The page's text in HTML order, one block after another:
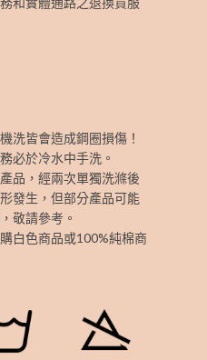
洗皆會造成鋼圈損傷！
必於冷水中手洗。
品，經兩次單獨洗滌後
發生，但部分產品可能
敬請參考。
白色商品或100%純棉商